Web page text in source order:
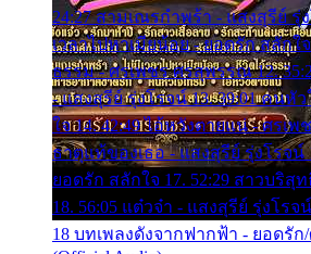
24:27 สามเณรกำพร้า - แสงสุรีย์ รุ่
เวลาไปหาเมียน้อย - ยอดรัก สลักใ
ธรรม - ศรเพชร ศรสุพรรณ 12.
- แสงสุรีย์ รุ่งโรจน์ 13. 39:01 คนหั
ใจ 14. 42:49 ไอ้หวังตายแน่ - ศรเ
ธาตุแท้ของเธอ - แสงสุรีย์ รุ่งโรจน์
ยอดรัก สลักใจ 17. 52:29 สาวบริ
18. 56:05 แต๋วจ๋า - แสงสุรีย์ รุ่งโรจน์
18 บทเพลงดังจากฟากฟ้า - ยอดรัก